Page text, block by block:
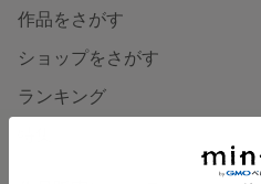
作品をさがす
ショップをさがす
ランキング